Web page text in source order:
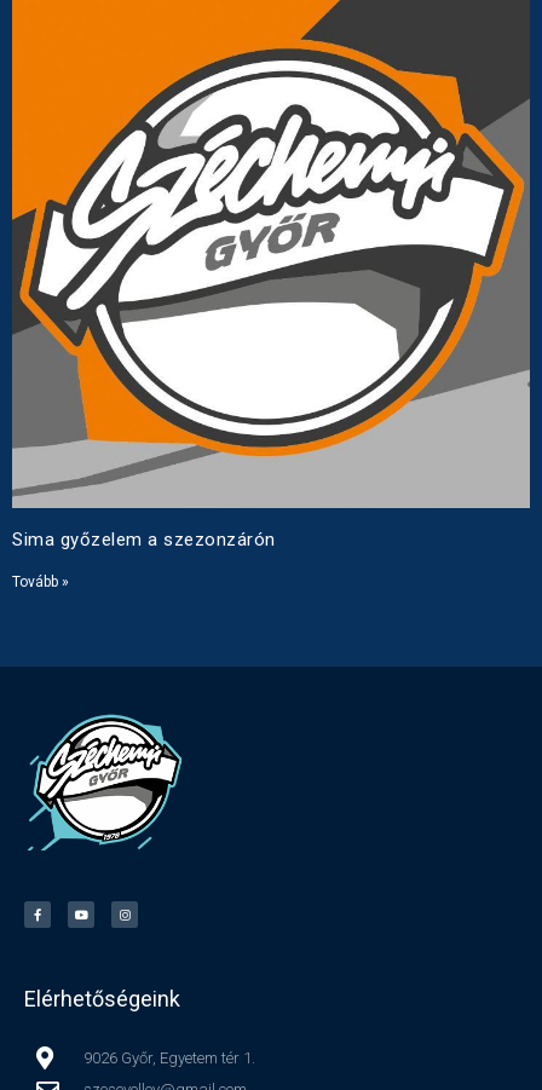
Sima győzelem a szezonzárón
Tovább »
Elérhetőségeink
9026 Győr, Egyetem tér 1.